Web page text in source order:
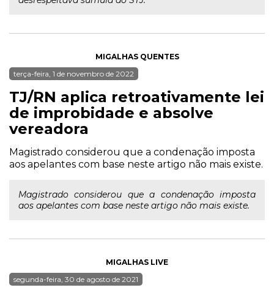
MIGALHAS QUENTES
terça-feira, 1 de novembro de 2022
TJ/RN aplica retroativamente lei
de improbidade e absolve
vereadora
Magistrado considerou que a condenação imposta
aos apelantes com base neste artigo não mais existe.
Magistrado considerou que a condenação imposta
aos apelantes com base neste artigo não mais existe.
MIGALHAS LIVE
segunda-feira, 30 de agosto de 2021